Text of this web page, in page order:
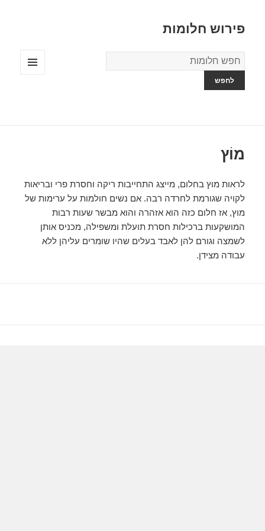
פירוש חלומות
מילון
החלומות
מוֹץ
לראות מוץ בחלום, מייצג התחייבות ריקה וחסרת פרי ובריאות
לקויה שגורמת לחרדה רבה. אם נשים חולמות על ערימות של
מוץ, אז חלום כזה הוא אזהרה והוא מבשר שעות רבות
המושקעות ברכילות חסרת תועלת ומשפילה, מכניס אותן
לשמצה וגורם להן לאבד בעלים שהיו שומרים עליהן ללא
עבודה מצידן.